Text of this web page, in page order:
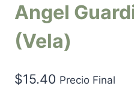
Angel
(Vela)
$15.40 Precio Final